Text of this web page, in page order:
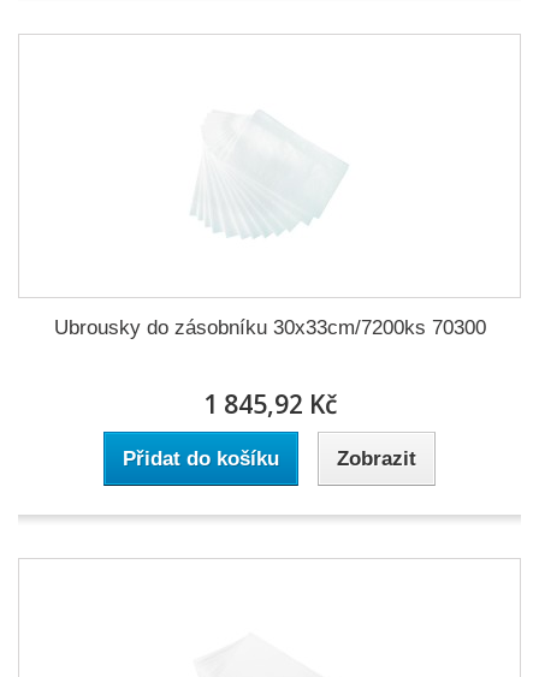
Ubrousky do zásobníku 30x33cm/7200ks 70300
1 845,92 Kč
Přidat do košíku Zobrazit